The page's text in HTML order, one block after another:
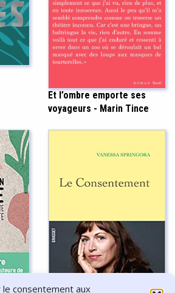
le consentement aux
Et l’ombre emporte ses
voyageurs - Marin Tince